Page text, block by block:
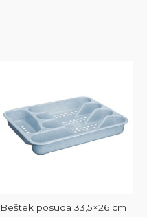
Beštek posuda 33,5×26 cm